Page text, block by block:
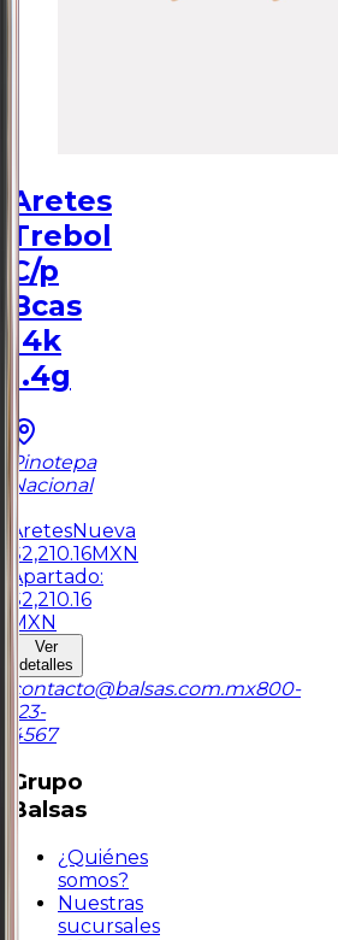
Aretes
Trebol
C/p
Bcas
14k
1.4g
Pinotepa
Nacional
AretesNueva
$2,210.16MXN
Apartado:
$2,210.16
MXN
Ver
detalles
contacto@balsas.com.mx800-
123-
4567
Grupo
Balsas
¿Quiénes
somos?
Nuestras
sucursales